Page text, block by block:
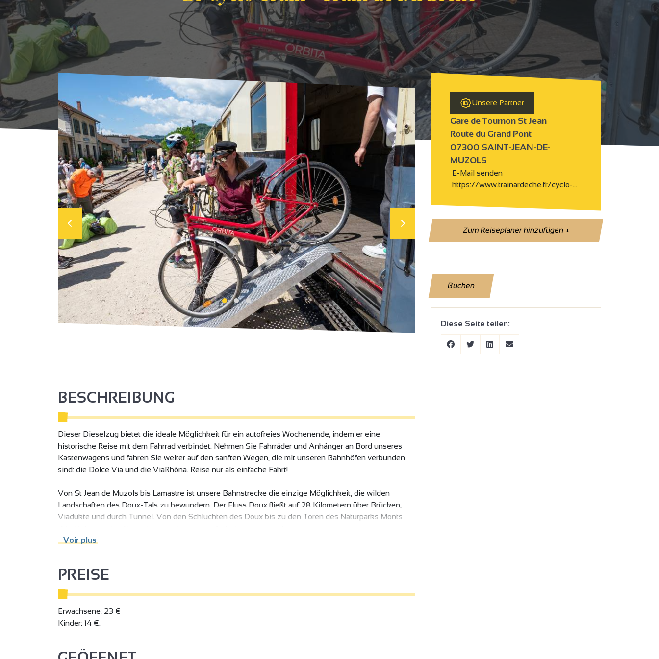
Unsere Partner
Gare de Tournon St Jean
Route du Grand Pont
07300 SAINT-JEAN-DE-
MUZOLS
E-Mail senden
https://www.trainardeche.fr/cyclo-…
Zum Reiseplaner hinzufügen+
Buchen
Diese Seite teilen:
BESCHREIBUNG
Dieser Dieselzug bietet die ideale Möglichkeit für ein autofreies Wochenende, indem er eine
historische Reise mit dem Fahrrad verbindet. Nehmen Sie Fahrräder und Anhänger an Bord unseres
Kastenwagens und fahren Sie weiter auf den sanften Wegen, die mit unseren Bahnhöfen verbunden
sind: die Dolce Via und die ViaRhôna. Reise nur als einfache Fahrt!
Von St Jean de Muzols bis Lamastre ist unsere Bahnstrecke die einzige Möglichkeit, die wilden
Landschaften des Doux-Tals zu bewundern. Der Fluss Doux fließt auf 28 Kilometern über Brücken,
Viadukte und durch Tunnel. Von den Schluchten des Doux bis zu den Toren des Naturparks Monts
Jeden Samstagmorgen empfängt Sie der Regionalmarkt bei Ihrer Ankunft in Lamastre! Wir treffen uns
300 m vom Bahnhof entfernt, um traditionelle Wurstwaren, sonnenverwöhnte Früchte, Kastanien,
Picodons und andere Produkte aus der Region zu entdecken.
Voir plus
PREISE
Erwachsene: 23 €
Kinder: 14 €.